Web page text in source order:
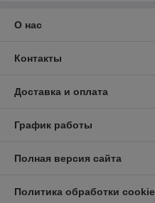
О нас
Контакты
Доставка и оплата
График работы
Полная версия сайта
Политика обработки